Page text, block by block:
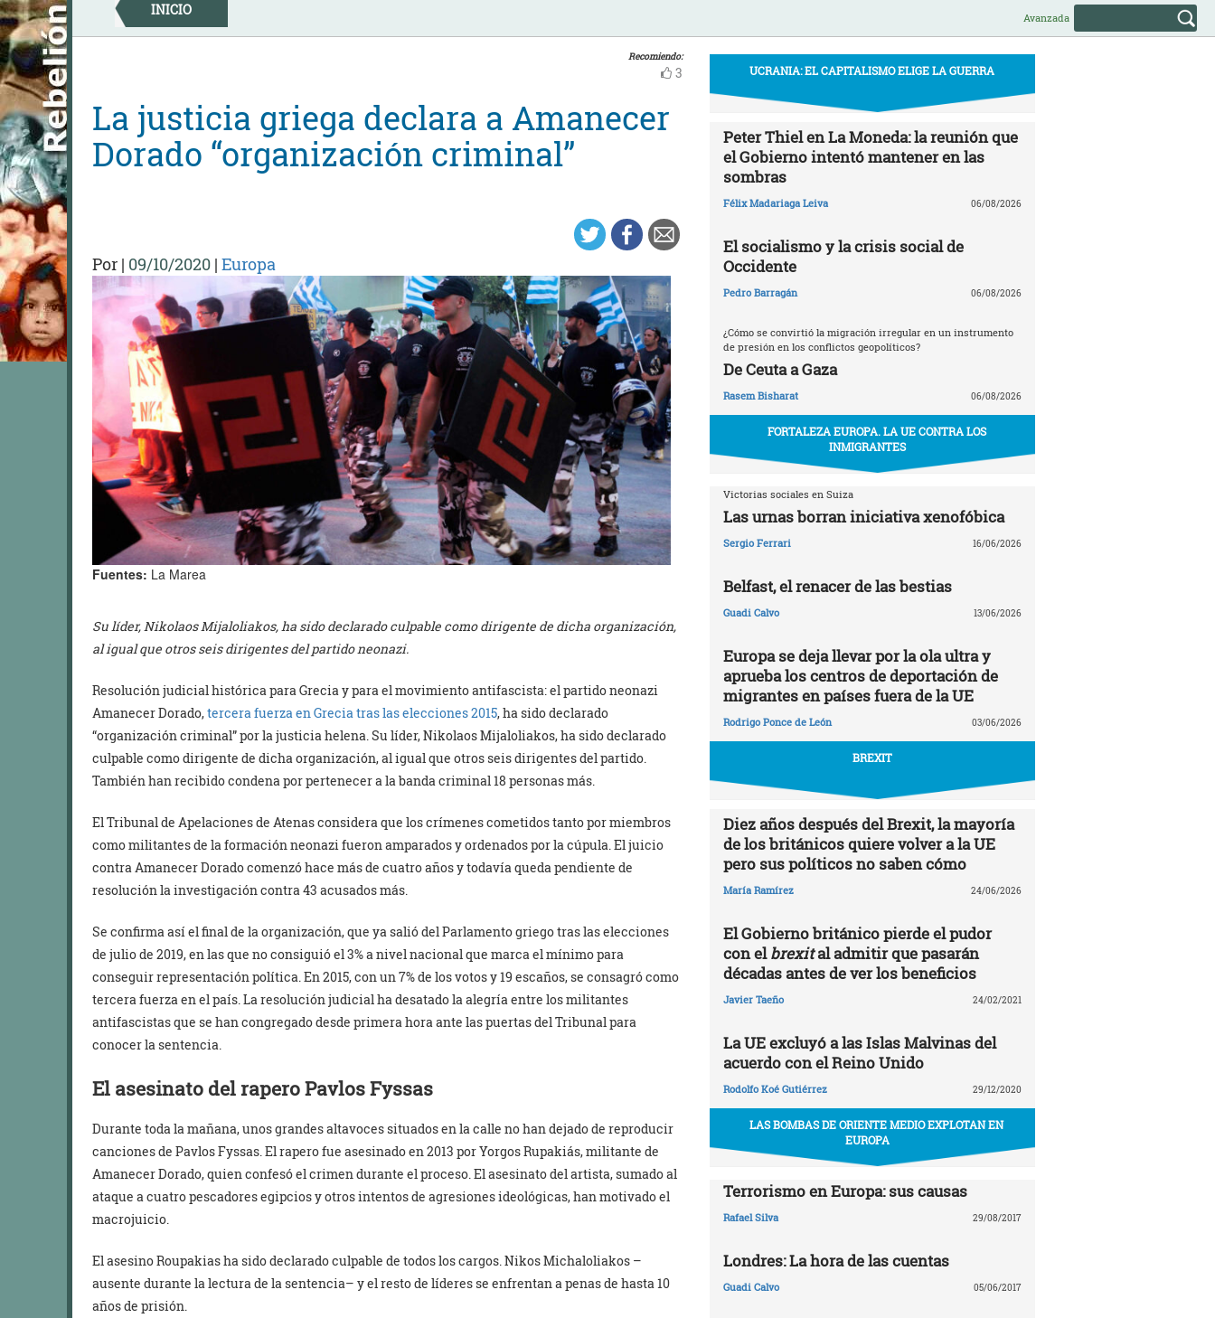
Skip
to
content
INICIO Avanzada
Recomiendo:
3
La justicia griega declara a Amanecer
Dorado “organización criminal”
Por | 09/10/2020 | Europa
Fuentes: La Marea
Su líder, Nikolaos Mijaloliakos, ha sido declarado culpable como dirigente de dicha organización,
al igual que otros seis dirigentes del partido neonazi.
Resolución judicial histórica para Grecia y para el movimiento antifascista: el partido neonazi
Amanecer Dorado,tercera fuerza en Grecia tras las elecciones 2015, ha sido declarado
“organización criminal” por la justicia helena. Su líder, Nikolaos Mijaloliakos, ha sido declarado
culpable como dirigente de dicha organización, al igual que otros seis dirigentes del partido.
También han recibido condena por pertenecer a la banda criminal 18 personas más.
El Tribunal de Apelaciones de Atenas considera que los crímenes cometidos tanto por miembros
como militantes de la formación neonazi fueron amparados y ordenados por la cúpula. El juicio
contra Amanecer Dorado comenzó hace más de cuatro años y todavía queda pendiente de
resolución la investigación contra 43 acusados más.
Se confirma así el final de la organización, que ya salió del Parlamento griego tras las elecciones
de julio de 2019, en las que no consiguió el 3% a nivel nacional que marca el mínimo para
conseguir representación política. En 2015, con un 7% de los votos y 19 escaños, se consagró como
tercera fuerza en el país. La resolución judicial ha desatado la alegría entre los militantes
antifascistas que se han congregado desde primera hora ante las puertas del Tribunal para
conocer la sentencia.
El asesinato del rapero Pavlos Fyssas
Durante toda la mañana, unos grandes altavoces situados en la calle no han dejado de reproducir
canciones de Pavlos Fyssas. El rapero fue asesinado en 2013 por Yorgos Rupakiás, militante de
Amanecer Dorado, quien confesó el crimen durante el proceso. El asesinato del artista, sumado al
ataque a cuatro pescadores egipcios y otros intentos de agresiones ideológicas, han motivado el
macrojuicio.
El asesino Roupakias ha sido declarado culpable de todos los cargos. Nikos Michaloliakos –
ausente durante la lectura de la sentencia– y el resto de líderes se enfrentan a penas de hasta 10
años de prisión.
UCRANIA: EL CAPITALISMO ELIGE LA GUERRA
Peter Thiel en La Moneda: la reunión que
el Gobierno intentó mantener en las
sombras
Félix Madariaga Leiva 06/08/2026
El socialismo y la crisis social de
Occidente
Pedro Barragán 06/08/2026
¿Cómo se convirtió la migración irregular en un instrumento
de presión en los conflictos geopolíticos?
De Ceuta a Gaza
Rasem Bisharat 06/08/2026
FORTALEZA EUROPA. LA UE CONTRA LOS
INMIGRANTES
Victorias sociales en Suiza
Las urnas borran iniciativa xenofóbica
Sergio Ferrari 16/06/2026
Belfast, el renacer de las bestias
Guadi Calvo 13/06/2026
Europa se deja llevar por la ola ultra y
aprueba los centros de deportación de
migrantes en países fuera de la UE
Rodrigo Ponce de León 03/06/2026
BREXIT
Diez años después del Brexit, la mayoría
de los británicos quiere volver a la UE
pero sus políticos no saben cómo
María Ramírez 24/06/2026
El Gobierno británico pierde el pudor
con elbrexital admitir que pasarán
décadas antes de ver los beneficios
Javier Taeño 24/02/2021
La UE excluyó a las Islas Malvinas del
acuerdo con el Reino Unido
Rodolfo Koé Gutiérrez 29/12/2020
LAS BOMBAS DE ORIENTE MEDIO EXPLOTAN EN
EUROPA
Terrorismo en Europa: sus causas
Rafael Silva 29/08/2017
Londres: La hora de las cuentas
Guadi Calvo 05/06/2017